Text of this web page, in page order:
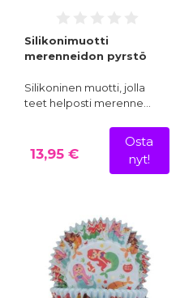
Silikonimuotti
merenneidon pyrstö
Silikoninen muotti, jolla
teet helposti merenne…
13,95 €
Osta
nyt!